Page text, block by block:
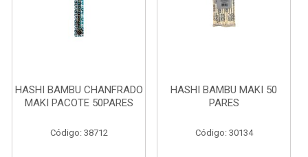
HASHI BAMBU CHANFRADO
MAKI PACOTE 50PARES
Código: 38712
HASHI BAMBU MAKI 50
PARES
Código: 30134